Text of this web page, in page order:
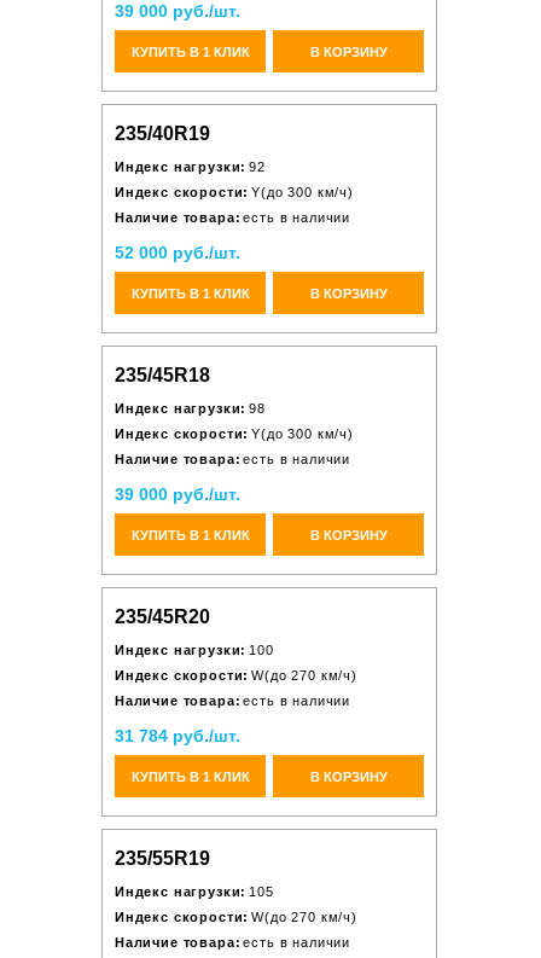
39 000 руб./шт.
КУПИТЬ В 1 КЛИК В КОРЗИНУ
235/40R19
Индекс нагрузки: 92
Индекс скорости: Y(до 300 км/ч)
Наличие товара: есть в наличии
52 000 руб./шт.
КУПИТЬ В 1 КЛИК В КОРЗИНУ
235/45R18
Индекс нагрузки: 98
Индекс скорости: Y(до 300 км/ч)
Наличие товара: есть в наличии
39 000 руб./шт.
КУПИТЬ В 1 КЛИК В КОРЗИНУ
235/45R20
Индекс нагрузки: 100
Индекс скорости: W(до 270 км/ч)
Наличие товара: есть в наличии
31 784 руб./шт.
КУПИТЬ В 1 КЛИК В КОРЗИНУ
235/55R19
Индекс нагрузки: 105
Индекс скорости: W(до 270 км/ч)
Наличие товара: есть в наличии